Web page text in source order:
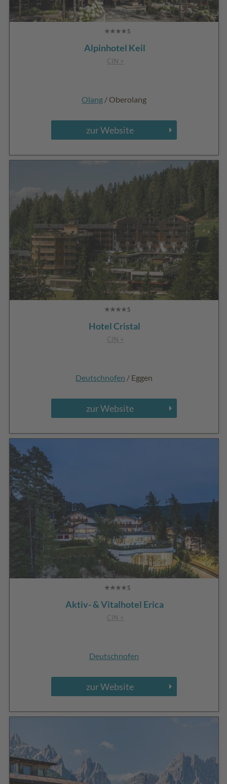
Alpinhotel Keil
CIN +
Olang / Oberolang
zur Website
Hotel Cristal
CIN +
Deutschnofen / Eggen
zur Website
Aktiv- & Vitalhotel Erica
CIN +
Deutschnofen
zur Website